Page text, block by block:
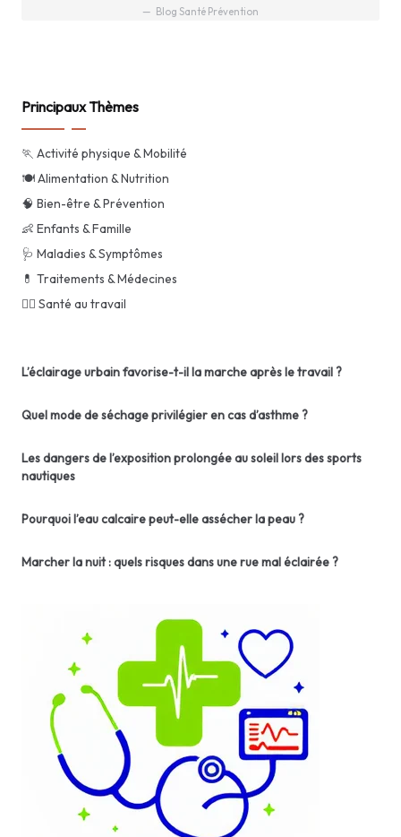
Blog Santé Prévention
Principaux Thèmes
🏃 Activité physique & Mobilité
🍽️ Alimentation & Nutrition
🧠 Bien-être & Prévention
👶 Enfants & Famille
🩺 Maladies & Symptômes
💊 Traitements & Médecines
👨‍⚕️ Santé au travail
L’éclairage urbain favorise-t-il la marche après le travail ?
Quel mode de séchage privilégier en cas d’asthme ?
Les dangers de l’exposition prolongée au soleil lors des sports
nautiques
Pourquoi l’eau calcaire peut-elle assécher la peau ?
Marcher la nuit : quels risques dans une rue mal éclairée ?